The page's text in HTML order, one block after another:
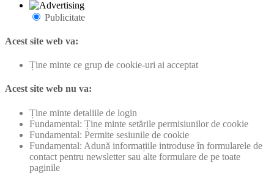
Publicitate
Acest site web va:
Ține minte ce grup de cookie-uri ai acceptat
Acest site web nu va:
Ține minte detaliile de login
Fundamental: Ține minte setările permisiunilor de cookie
Fundamental: Permite sesiunile de cookie
Fundamental: Adună informațiile introduse în formularele de
contact pentru newsletter sau alte formulare de pe toate
paginile